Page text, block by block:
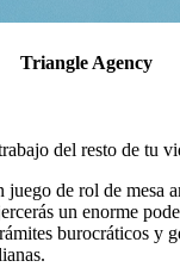
Triangle Agency
del resto de tu
juego de rol de mesa
un enorme
burocráticos y